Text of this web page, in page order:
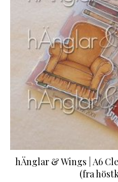
hÄnglar & Wings | A6
(fra